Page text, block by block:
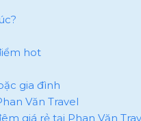
hot
gia đình
Văn Travel
giá rẻ tại Phan Văn